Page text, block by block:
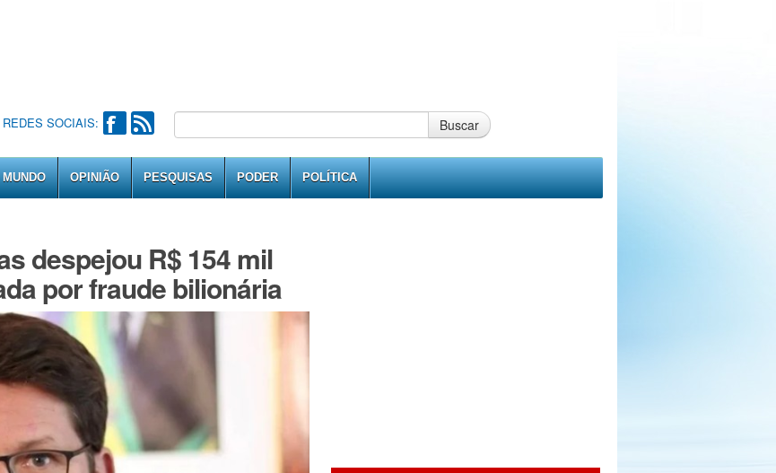
REDES SOCIAIS: Buscar
MUNDO OPINIÃO PESQUISAS PODER POLÍTICA
despejou R$ 154 mil
por fraude bilionária